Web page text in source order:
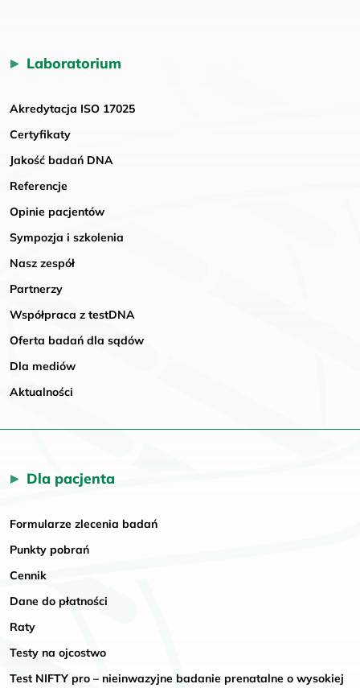
Laboratorium
Akredytacja ISO 17025
Certyfikaty
Jakość badań DNA
Referencje
Opinie pacjentów
Sympozja i szkolenia
Nasz zespół
Partnerzy
Współpraca z testDNA
Oferta badań dla sądów
Dla mediów
Aktualności
Dla pacjenta
Formularze zlecenia badań
Punkty pobrań
Cennik
Dane do płatności
Raty
Testy na ojcostwo
Test NIFTY pro – nieinwazyjne badanie prenatalne o wysokiej